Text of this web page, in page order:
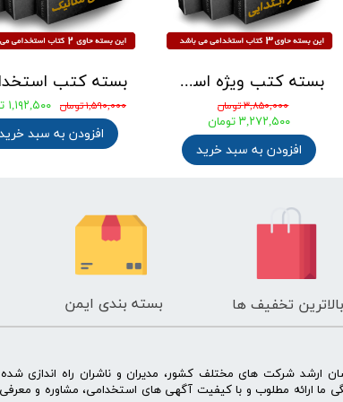
۱,۵۹۰,۰۰۰ تومان
افزودن به
۳,۸۵۰,۰۰۰ تومان
۳,۲۷۲,۵۰۰ تومان
افزودن به سبد خرید
بالاترین تخفیف ها بسته بندی ایمن
ارشد شرکت های مختلف کشور، مدیران و ناشران راه اندازی
ارائه مطلوب و با کیفیت آگهی های استخدامی، مشاوره و